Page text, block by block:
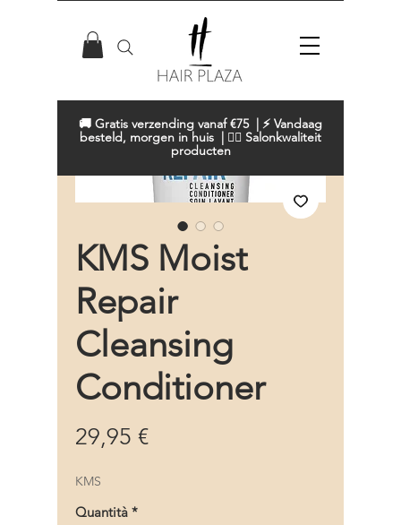
🚚 Gratis verzending vanaf €75 | ⚡ Vandaag
besteld, morgen in huis | 💇‍♀️ Salonkwaliteit
producten
KMS Moist
Repair
Cleansing
Conditioner
29,95 €Prezzo
KMS
Quantità *